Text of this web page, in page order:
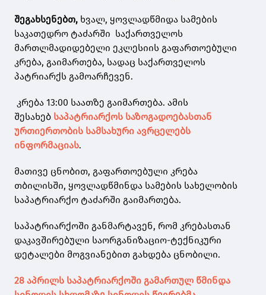
შეგახსენებთ, ხვალ, ყოვლადწმიდა სამების
საკათედრო ტაძარში საქართველოს
მართლმადიდებელი ეკლესიის გაფართოებული
კრება, გაიმართება, სადაც საქართველოს
პატრიარქს გამოარჩევენ.
კრება 13:00 საათზე გაიმართება. ამის
შესახებ საპატრიარქოს საზოგადოებასთან
ურთიერთობის სამსახური ავრცელებს
ინფორმაციას.
მათივე ცნობით, გაფართოებული კრება
თბილისში, ყოვლადწმინდა სამების სახელობის
საპატრიარქო ტაძარში გაიმართება.
საპატრიარქოში განმარტავენ, რომ კრებასთან
დაკავშირებული საორგანიზაციო-ტექნიკური
დეტალები მოგვიანებით გახდება ცნობილი.
28 აპრილს საპატრიარქოში გამართულ წმინდა